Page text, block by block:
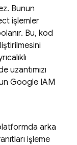
Bunun
işlemler
Bu, kod
uzantımızı
Google IAM
arka
işleme